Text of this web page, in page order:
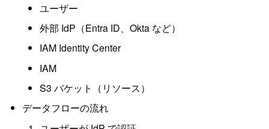
ユーザー
外部 IdP（Entra ID、Okta など）
IAM Identity Center
IAM
S3 バケット（リソース）
データフローの流れ